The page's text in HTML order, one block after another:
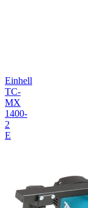
Einhell
TC-
MX
1400-
2
E